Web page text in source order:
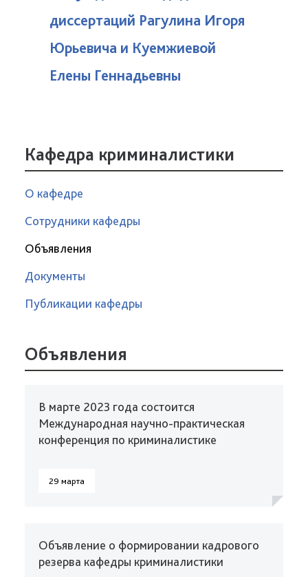
диссертаций Рагулина Игоря
Юрьевича и Куемжиевой
Елены Геннадьевны
Кафедра криминалистики
О кафедре
Сотрудники кафедры
Объявления
Документы
Публикации кафедры
Объявления
В марте 2023 года состоится
Международная научно-практическая
конференция по криминалистике
29 марта
Объявление о формировании кадрового
резерва кафедры криминалистики